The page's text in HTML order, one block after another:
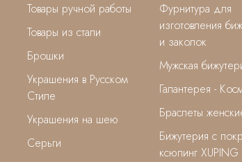
Товары ручной работы
Товары из стали
Брошки
Украшения в Русском
Стиле
Украшения на шею
Серьги
Фурнитура для
изготовления
и заколок
Мужская
Галантерея -
Браслеты
Бижутерия с
ксюпинг XUPING